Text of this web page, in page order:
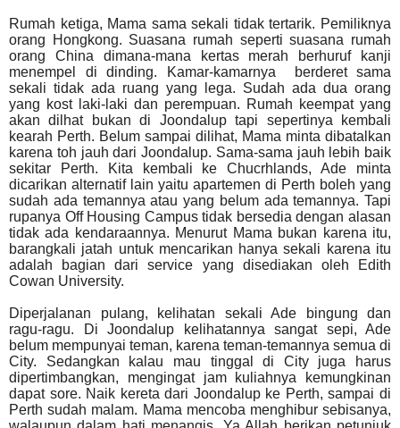
Rumah ketiga, Mama sama sekali tidak tertarik. Pemiliknya
orang Hongkong. Suasana rumah seperti suasana rumah
orang China dimana-mana kertas merah berhuruf kanji
menempel di dinding. Kamar-kamarnya
berderet sama
sekali tidak ada ruang yang lega. Sudah ada dua orang
yang kost laki-laki dan perempuan. Rumah keempat yang
akan dilhat bukan di Joondalup tapi sepertinya kembali
kearah Perth. Belum sampai dilihat, Mama minta dibatalkan
karena toh jauh dari Joondalup. Sama-sama jauh lebih baik
sekitar Perth. Kita kembali ke Chucrhlands, Ade minta
dicarikan alternatif lain yaitu apartemen di Perth boleh yang
sudah ada temannya atau yang belum ada temannya. Tapi
rupanya Off Housing Campus tidak bersedia dengan alasan
tidak ada kendaraannya. Menurut Mama bukan karena itu,
barangkali jatah untuk mencarikan hanya sekali karena itu
adalah bagian dari service yang disediakan oleh Edith
Cowan University.
Diperjalanan pulang, kelihatan sekali Ade bingung dan
ragu-ragu. Di Joondalup kelihatannya sangat sepi, Ade
belum mempunyai teman, karena teman-temannya semua di
City. Sedangkan kalau mau tinggal di City juga harus
dipertimbangkan, mengingat jam kuliahnya kemungkinan
dapat sore. Naik kereta dari Joondalup ke Perth, sampai di
Perth sudah malam. Mama mencoba menghibur sebisanya,